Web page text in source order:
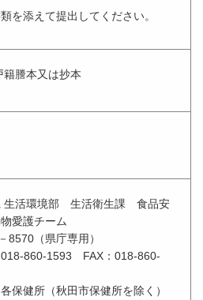
を添えて提出してください。
籍謄本又は抄本
生活環境部 生活衛生課 食品安
愛護チーム
8570（県庁専用）
018-860-1593 FAX：018-860-
保健所（秋田市保健所を除く）